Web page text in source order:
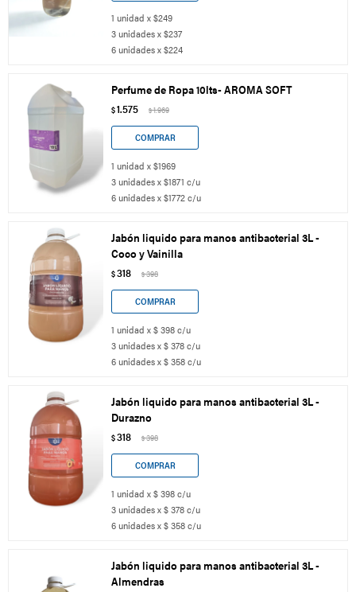
1 unidad x $249
3 unidades x $237
6 unidades x $224
Perfume de Ropa 10lts- AROMA SOFT
$1.575 $1.969
1 unidad x $1969
3 unidades x $1871 c/u
6 unidades x $1772 c/u
Jabón liquido para manos antibacterial 3L -
Coco y Vainilla
$318 $398
1 unidad x $ 398 c/u
3 unidades x $ 378 c/u
6 unidades x $ 358 c/u
Jabón liquido para manos antibacterial 3L -
Durazno
$318 $398
1 unidad x $ 398 c/u
3 unidades x $ 378 c/u
6 unidades x $ 358 c/u
Jabón liquido para manos antibacterial 3L -
Almendras